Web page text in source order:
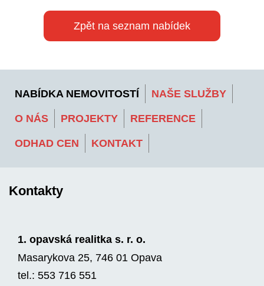
Zpět na seznam nabídek
NABÍDKA NEMOVITOSTÍ NAŠE SLUŽBY
O NÁS PROJEKTY REFERENCE
ODHAD CEN KONTAKT
Kontakty
1. opavská realitka s. r. o.
Masarykova 25, 746 01 Opava
tel.: 553 716 551